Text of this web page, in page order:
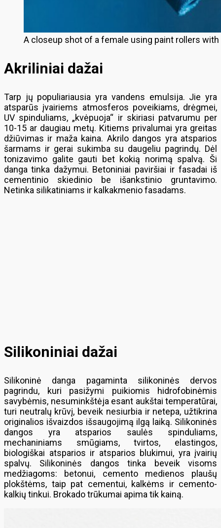
A closeup shot of a female using paint rollers
Akriliniai dažai
Tarp jų populiariausia yra vandens emulsija. Jie yra
atsparūs įvairiems atmosferos poveikiams, drėgmei,
UV spinduliams, „kvėpuoja“ ir skiriasi patvarumu per
10-15 ar daugiau metų. Kitiems privalumai yra greitas
džiūvimas ir maža kaina. Akrilo dangos yra atsparios
šarmams ir gerai sukimba su daugeliu pagrindų. Dėl
tonizavimo galite gauti bet kokią norimą spalvą. Ši
danga tinka dažymui. Betoniniai paviršiai ir fasadai iš
cementinio skiedinio be išankstinio gruntavimo.
Netinka silikatiniams ir kalkakmenio fasadams.
Silikoniniai dažai
Silikoninė danga pagaminta silikoninės dervos
pagrindu, kuri pasižymi puikiomis hidrofobinėmis
savybėmis, nesuminkštėja esant aukštai temperatūrai,
turi neutralų krūvį, beveik nesiurbia ir netepa, užtikrina
originalios išvaizdos išsaugojimą ilgą laiką. Silikoninės
dangos yra atsparios saulės spinduliams,
mechaniniams smūgiams, tvirtos, elastingos,
biologiškai atsparios ir atsparios blukimui, yra įvairių
spalvų. Silikoninės dangos tinka beveik visoms
medžiagoms: betonui, cemento medienos plaušų
plokštėms, taip pat cementui, kalkėms ir cemento-
kalkių tinkui. Brokado trūkumai apima tik kainą.